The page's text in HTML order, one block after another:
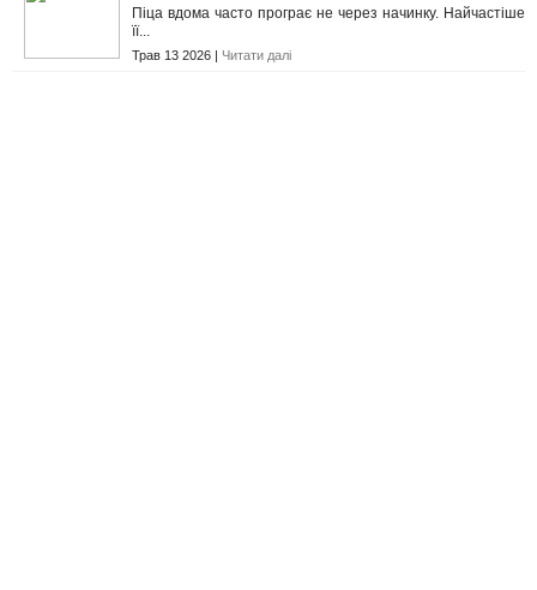
Піца вдома часто програє не через начинку. Найчастіше
її...
Трав 13 2026 | Читати далі